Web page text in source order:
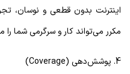
اینترنت بدون قطعی و نوسان،
مکرر می‌تواند کار و سرگرمی شما را
4. پوشش‌دهی (Coverage)